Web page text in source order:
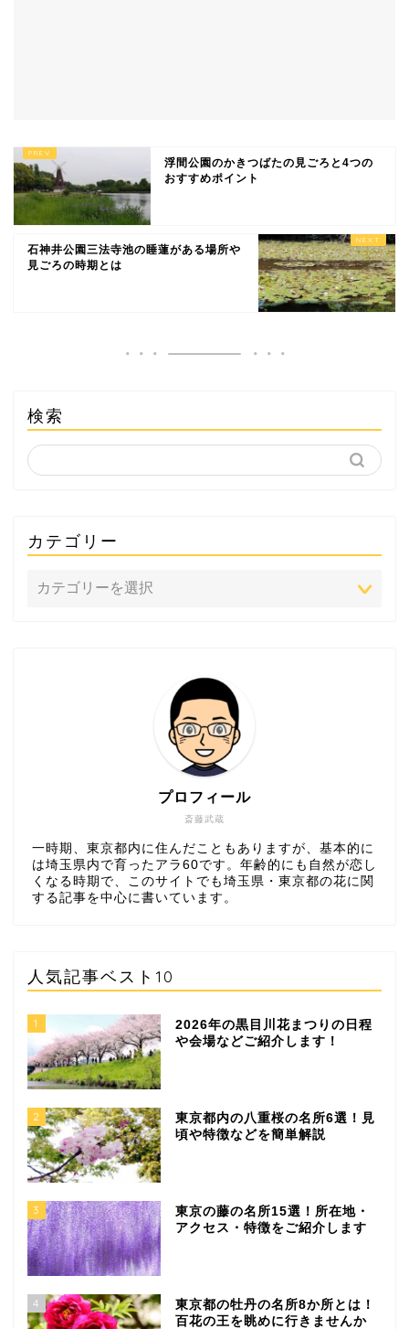
浮間公園のかきつばたの見ごろと4つの
おすすめポイント
石神井公園三法寺池の睡蓮がある場所や
見ごろの時期とは
検索
カテゴリー
斎藤武蔵
プロフィール
一時期、東京都内に住んだこともありますが、基本的に
は埼玉県内で育ったアラ60です。年齢的にも自然が恋し
くなる時期で、このサイトでも埼玉県・東京都の花に関
する記事を中心に書いています。
人気記事ベスト10
1
2026年の黒目川花まつりの日程
や会場などご紹介します！
2
東京都内の八重桜の名所6選！見
頃や特徴などを簡単解説
3
東京の藤の名所15選！所在地・
アクセス・特徴をご紹介します
4
東京都の牡丹の名所8か所とは！
百花の王を眺めに行きませんか